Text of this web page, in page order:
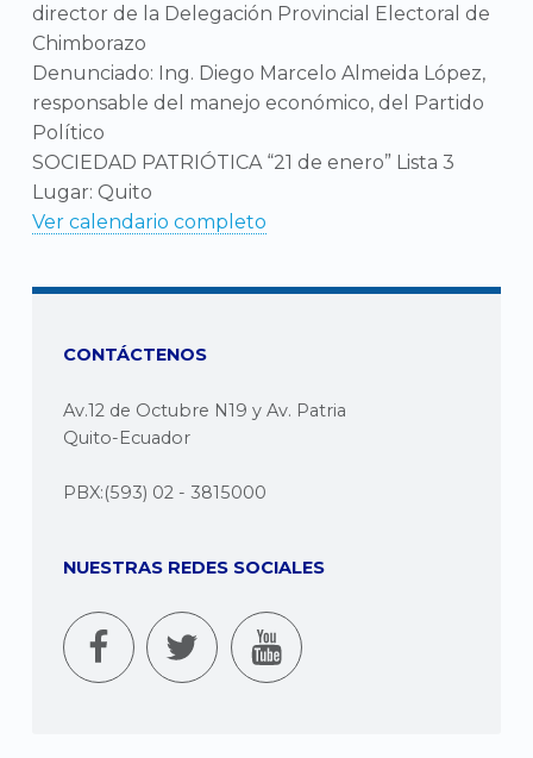
director de la Delegación Provincial Electoral de
Chimborazo
Denunciado: Ing. Diego Marcelo Almeida López,
responsable del manejo económico, del Partido
Político
SOCIEDAD PATRIÓTICA “21 de enero” Lista 3
Lugar: Quito
Ver calendario completo
CONTÁCTENOS
Av.12 de Octubre N19 y Av. Patria
Quito-Ecuador
PBX:(593) 02 - 3815000
NUESTRAS REDES SOCIALES